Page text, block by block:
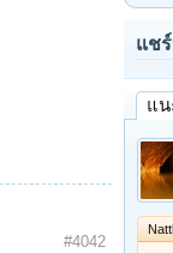
#4042
แช
แน